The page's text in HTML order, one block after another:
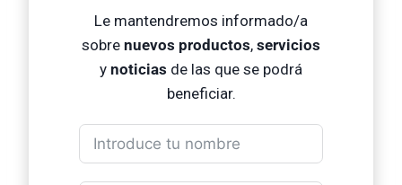
Le mantendremos informado/a
sobre nuevos productos, servicios
y noticias de las que se podrá
beneficiar.